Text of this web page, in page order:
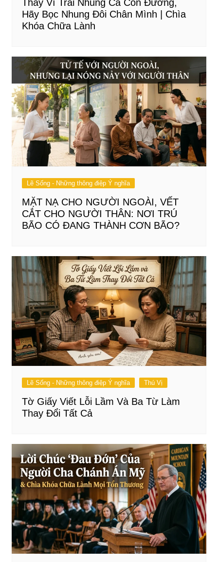
Thay Vì Trải Nhung Cả Con Đường,
Hãy Bọc Nhung Đôi Chân Mình | Chìa
Khóa Chữa Lành
Lẽ Sống - Những thông điệp Ý nghĩa
MẶT NẠ CHO NGƯỜI NGOÀI, VẾT
CẮT CHO NGƯỜI THÂN: NƠI TRÚ
BÃO CÓ ĐANG THÀNH CƠN BÃO?
Lẽ Sống - Những thông điệp Ý nghĩa Thú Vị
Tờ Giấy Viết Lỗi Lầm Và Ba Từ Làm
Thay Đổi Tất Cả